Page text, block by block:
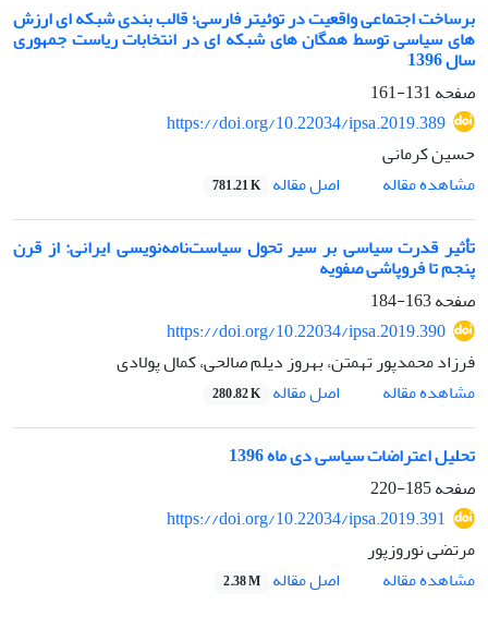
برساخت اجتماعی واقعیت در توئیتر فارسی؛ قالب بندی شبکه ای ارزش
های سیاسی توسط همگان های شبکه ای در انتخابات ریاست جمهوری
سال 1396
صفحه131-161
https://doi.org/10.22034/ipsa.2019.389
حسین کرمانی
مشاهده مقاله
اصل مقاله 781.21 K
تأثیر قدرت سیاسی بر سیر تحول سیاست‌نامه‌نویسی ایرانی: از قرن
پنجم تا فروپاشی صفویه
صفحه163-184
https://doi.org/10.22034/ipsa.2019.390
فرزاد محمدپور تهمتن، بهروز دیلم صالحی، کمال پولادی
مشاهده مقاله
اصل مقاله 280.82 K
تحلیل اعتراضات سیاسی دی ماه 1396
صفحه185-220
https://doi.org/10.22034/ipsa.2019.391
مرتضی نوروزپور
مشاهده مقاله
اصل مقاله 2.38 M